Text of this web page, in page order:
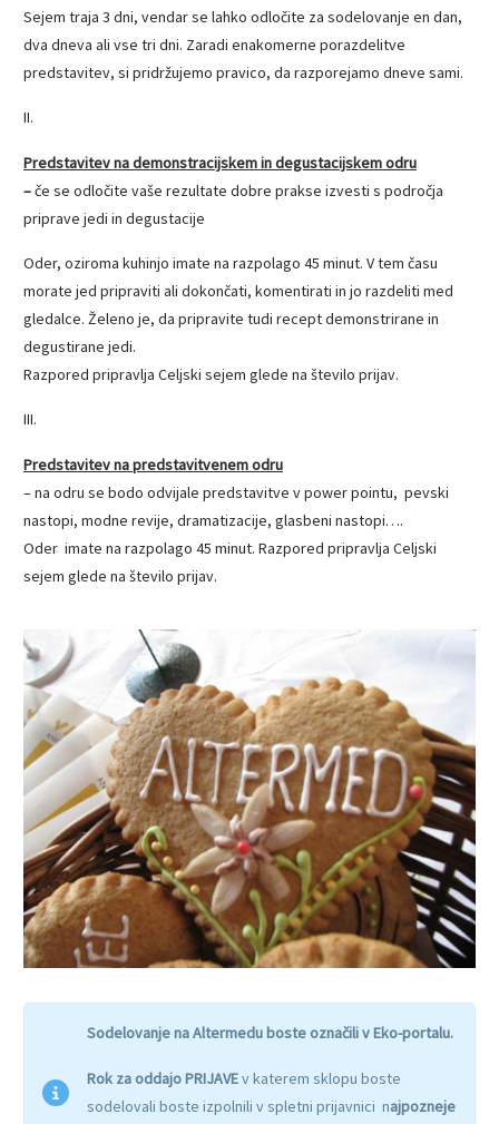
Sejem traja 3 dni, vendar se lahko odločite za sodelovanje en dan,
dva dneva ali vse tri dni. Zaradi enakomerne porazdelitve
predstavitev, si pridržujemo pravico, da razporejamo dneve sami.
II.
Predstavitev na demonstracijskem in degustacijskem odru
–če se odločite vaše rezultate dobre prakse izvesti s področja
priprave jedi in degustacije
Oder, oziroma kuhinjo imate na razpolago 45 minut. V tem času
morate jed pripraviti ali dokončati, komentirati in jo razdeliti med
gledalce. Želeno je, da pripravite tudi recept demonstrirane in
degustirane jedi.
Razpored pripravlja Celjski sejem glede na število prijav.
III.
Predstavitev na predstavitvenem odru
– na odru se bodo odvijale predstavitve v power pointu, pevski
nastopi, modne revije, dramatizacije, glasbeni nastopi….
Oder imate na razpolago 45 minut. Razpored pripravlja Celjski
sejem glede na število prijav.
Sodelovanje na Altermedu boste označili v Eko-portalu.
Rok za oddajo PRIJAVEv katerem sklopu boste
sodelovali boste izpolnili v spletni prijavnici najpozneje